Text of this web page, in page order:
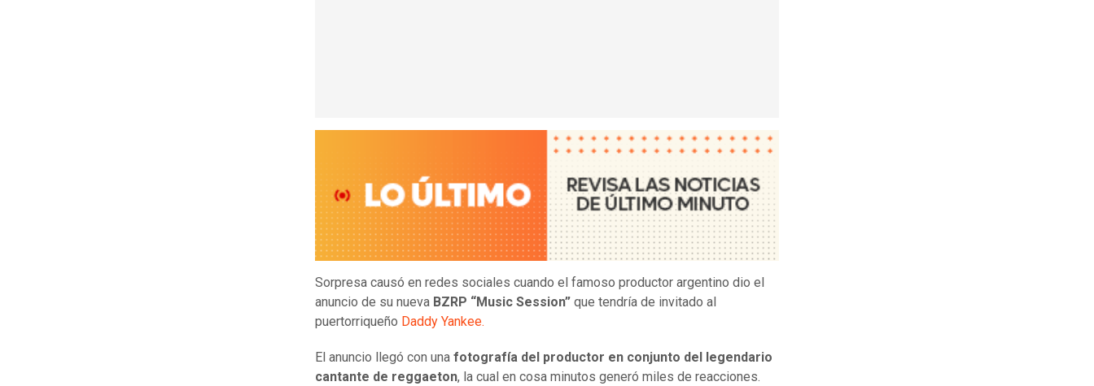
Sorpresa causó en redes sociales cuando el famoso productor argentino dio el
anuncio de su nueva BZRP “Music Session” que tendría de invitado al
puertorriqueño Daddy Yankee.
El anuncio llegó con una fotografía del productor en conjunto del legendario
cantante de reggaeton, la cual en cosa minutos generó miles de reacciones.